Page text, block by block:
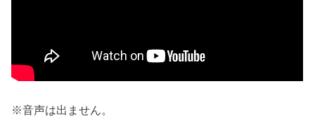
※音声は出ません。